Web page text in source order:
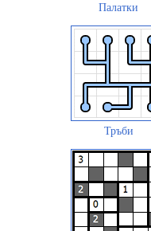
Палатки
Тръби